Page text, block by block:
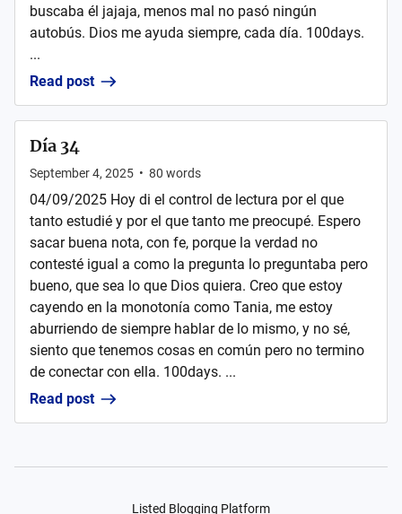
buscaba él jajaja, menos mal no pasó ningún
autobús. Dios me ayuda siempre, cada día. 100days.
...
Read post
Día 34
September 4, 2025 • 80 words
04/09/2025 Hoy di el control de lectura por el que
tanto estudié y por el que tanto me preocupé. Espero
sacar buena nota, con fe, porque la verdad no
contesté igual a como la pregunta lo preguntaba pero
bueno, que sea lo que Dios quiera. Creo que estoy
cayendo en la monotonía como Tania, me estoy
aburriendo de siempre hablar de lo mismo, y no sé,
siento que tenemos cosas en común pero no termino
de conectar con ella. 100days. ...
Read post
Listed Blogging Platform